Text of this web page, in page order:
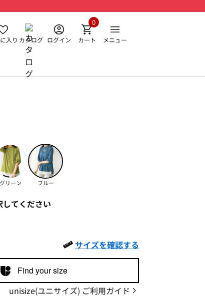
入り カタログ ログイン カート
0
メニュー
グリーン ブルー
てください
サイズを確認する
Find your size
unisize(ユニサイズ) ご利用ガイド